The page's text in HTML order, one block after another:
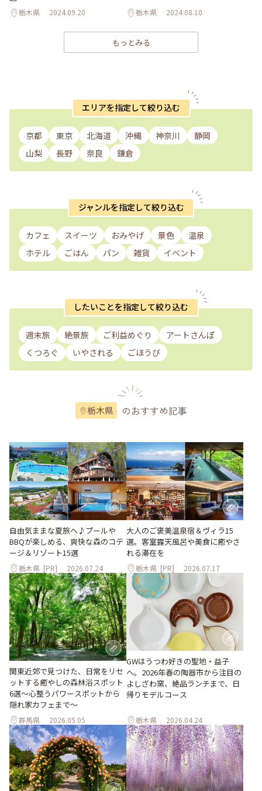
栃木県 2024.09.20 栃木県 2024.08.10
もっとみる
エリアを指定して絞り込む
京都 東京 北海道 沖縄 神奈川
静岡
山梨
長野 奈良 鎌倉
ジャンルを指定して絞り込む
カフェ スイーツ おみやげ 景色
温泉
ホテル
ごはん パン 雑貨 イベント
したいことを指定して絞り込む
週末旅 絶景旅 ご利益めぐり
アートさんぽ
くつろぐ
いやされる ごほうび
栃木県 のおすすめ記事
自由気ままな夏旅へ♪プールや
BBQが楽しめる、爽快な森のコテ
ージ＆リゾート15選
栃木県 [PR] 2026.07.24
大人のご褒美温泉宿＆ヴィラ15
選。客室露天風呂や美食に癒やさ
れる滞在を
栃木県 [PR] 2026.07.17
関東近郊で見つけた、日常をリセ
ットする癒やしの森林浴スポット
6選～心整うパワースポットから
隠れ家カフェまで～
群馬県 2026.05.05
GWはうつわ好きの聖地・益子
へ。2026年春の陶器市から注目の
よしざわ窯、絶品ランチまで、日
帰りモデルコース
栃木県 2026.04.24